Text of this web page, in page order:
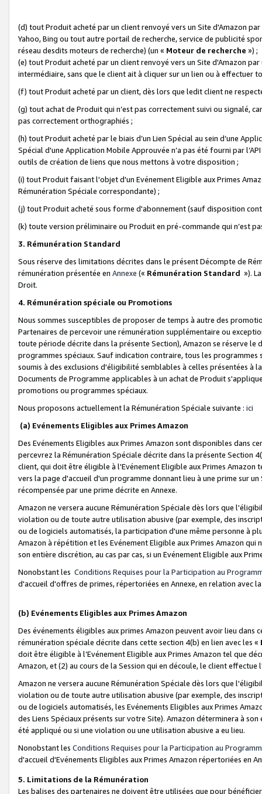
(d) tout Produit acheté par un client renvoyé vers un Site d'Amazon
Yahoo, Bing ou tout autre portail de recherche, service de publicité
réseau desdits moteurs de recherche) (un « Moteur de recherche ») ;
(e) tout Produit acheté par un client renvoyé vers un Site d'Amazon
intermédiaire, sans que le client ait à cliquer sur un lien ou à
(f) tout Produit acheté par un client, dès lors que ledit client ne
(g) tout achat de Produit qui n’est pas correctement suivi ou signalé,
pas correctement orthographiés ;
(h) tout Produit acheté par le biais d’un Lien Spécial au sein d’une
Spécial d'une Application Mobile Approuvée n’a pas été fourni par
outils de création de liens que nous mettons à votre disposition ;
(i) tout Produit faisant l'objet d'un Evénement Eligible aux Primes
Rémunération Spéciale correspondante) ;
(j) tout Produit acheté sous forme d'abonnement (sauf disposition
(k) toute version préliminaire ou Produit en pré-commande qui n’est
3. Rémunération Standard
Sous réserve des limitations décrites dans le présent Décompte de
rémunération présentée en Annexe (« Rémunération Standard »).
Droit.
4. Rémunération spéciale ou Promotions
Nous sommes susceptibles de proposer de temps à autre des
Partenaires de percevoir une rémunération supplémentaire ou
toute période décrite dans la présente Section), Amazon se réserve
programmes spéciaux. Sauf indication contraire, tous les
soumis à des exclusions d'éligibilité semblables à celles présentées à
Documents de Programme applicables à un achat de Produit
promotions ou programmes spéciaux.
Nous proposons actuellement la Rémunération Spéciale suivante : ici
(a) Evénements Eligibles aux Primes Amazon
Des Evénements Eligibles aux Primes Amazon sont disponibles dans
percevrez la Rémunération Spéciale décrite dans la présente Section
client, qui doit être éligible à l'Evénement Eligible aux Primes Amazon
vers la page d'accueil d'un programme donnant lieu à une prime sur
récompensée par une prime décrite en Annexe.
Amazon ne versera aucune Rémunération Spéciale dès lors que
violation ou de toute autre utilisation abusive (par exemple, des
ou de logiciels automatisés, la participation d'une même personne à
Amazon à répétition et les Evénement Eligible aux Primes Amazon qui
son entière discrétion, au cas par cas, si un Evénement Eligible aux
Nonobstant les Conditions Requises pour la Participation au
d'accueil d'offres de primes, répertoriées en Annexe, en relation avec
(b) Evénements Eligibles aux Primes Amazon
Des événements éligibles aux primes Amazon peuvent avoir lieu dans
rémunération spéciale décrite dans cette section 4(b) en lien avec les «
doit être éligible à l’Evénement Eligible aux Primes Amazon tel que
Amazon, et (2) au cours de la Session qui en découle, le client
Amazon ne versera aucune Rémunération Spéciale dès lors que
violation ou de toute autre utilisation abusive (par exemple, des
ou de logiciels automatisés, les Evénements Eligibles aux Primes
des Liens Spéciaux présents sur votre Site). Amazon déterminera à
été appliqué ou si une violation ou une utilisation abusive a eu lieu.
Nonobstant les Conditions Requises pour la Participation au
d'accueil d'Evénements Eligibles aux Primes Amazon répertoriées en
5. Limitations de la Rémunération
Les balises des partenaires ne doivent être utilisées que pour